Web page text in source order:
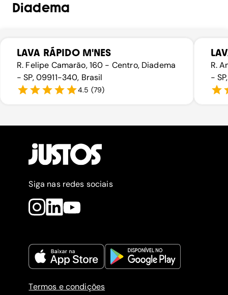
Diadema
LAVA RÁPIDO M'NES
R. Felipe Camarão, 160 - Centro, Diadema
- SP, 09911-340, Brasil
4.5 (79)
R.
-
Siga nas redes sociais
Termos e condições